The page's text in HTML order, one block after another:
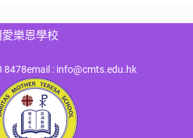
愛樂恩學校
8478email : info@cmts.edu.hk